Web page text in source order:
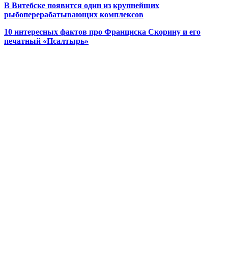
В Витебске появится один из крупнейших
рыбоперерабатывающих комплексов
10 интересных фактов про Франциска Скорину и его
печатный «Псалтырь»